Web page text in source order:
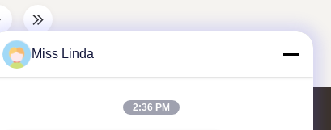
Miss Linda
2:36 PM